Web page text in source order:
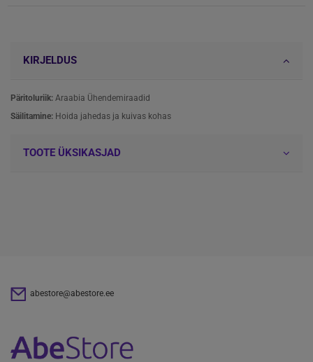
KIRJELDUS
Päritoluriik: Araabia Ühendemiraadid
Säilitamine: Hoida jahedas ja kuivas kohas
TOOTE ÜKSIKASJAD
abestore@abestore.ee